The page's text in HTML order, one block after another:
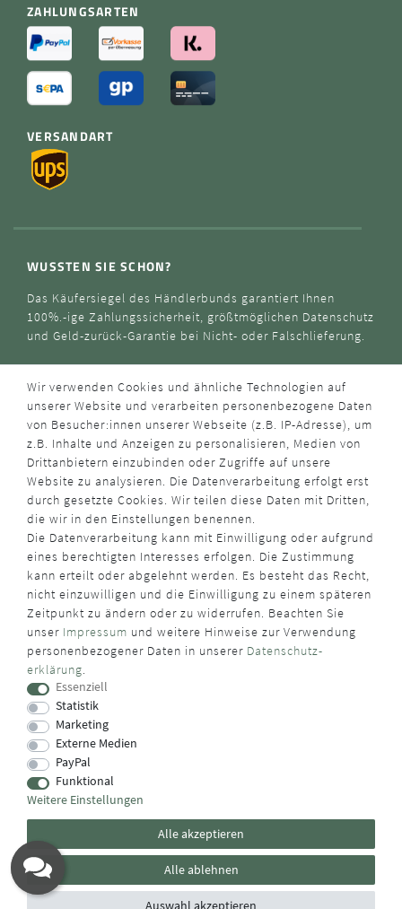
ZAHLUNGSARTEN
VERSANDART
WUSSTEN SIE SCHON?
Das Käufersiegel des Händlerbunds garantiert Ihnen
100%.-ige Zahlungssicherheit, größtmöglichen Datenschutz
und Geld-zurück-Garantie bei Nicht- oder Falschlieferung.
Wir verwenden Cookies und ähnliche Technologien auf
unserer Website und verarbeiten personenbezogene Daten
von Besucher:innen unserer Webseite (z.B. IP-Adresse), um
z.B. Inhalte und Anzeigen zu personalisieren, Medien von
Drittanbietern einzubinden oder Zugriffe auf unsere
Website zu analysieren. Die Datenverarbeitung erfolgt erst
durch gesetzte Cookies. Wir teilen diese Daten mit Dritten,
die wir in den Einstellungen benennen.
Die Datenverarbeitung kann mit Einwilligung oder aufgrund
eines berechtigten Interesses erfolgen. Die Zustimmung
kann erteilt oder abgelehnt werden. Es besteht das Recht,
nicht einzuwilligen und die Einwilligung zu einem späteren
Zeitpunkt zu ändern oder zu widerrufen. Beachten Sie
unser Impressum und weitere Hinweise zur Verwendung
personenbezogener Daten in unserer Daten­schutz­
erklärung.
Essenziell
Statistik
Marketing
Externe Medien
PayPal
Funktional
Weitere Einstellungen
Alle akzeptieren
Alle ablehnen
Auswahl akzeptieren